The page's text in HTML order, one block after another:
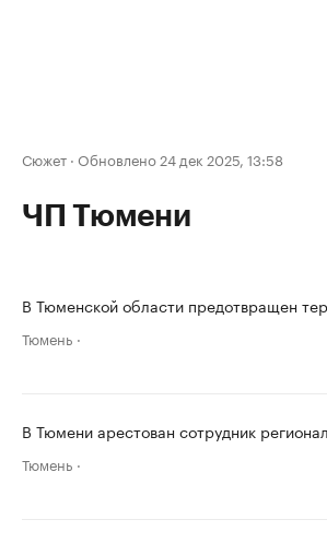
Сюжет · Обновлено 24 дек 2025, 13:58
ЧП Тюмени
В Тюменской области предотвращен
Тюмень
В Тюмени арестован сотрудник
Тюмень